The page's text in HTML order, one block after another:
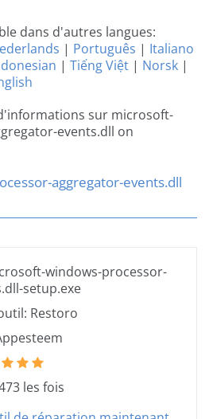
dans d'autres langues:
| Português | Italiano
| Tiếng Việt | Norsk |
sur microsoft-
events.dll on
aggregator-events.dll
windows-processor-
setup.exe
Restoro
les fois